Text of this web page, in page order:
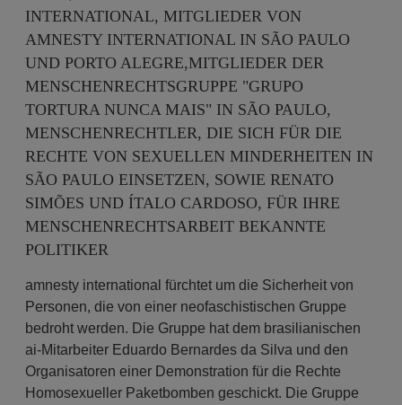
INTERNATIONAL, MITGLIEDER VON
AMNESTY INTERNATIONAL IN SÃO PAULO
UND PORTO ALEGRE,MITGLIEDER DER
MENSCHENRECHTSGRUPPE "GRUPO
TORTURA NUNCA MAIS" IN SÃO PAULO,
MENSCHENRECHTLER, DIE SICH FÜR DIE
RECHTE VON SEXUELLEN MINDERHEITEN IN
SÃO PAULO EINSETZEN, SOWIE RENATO
SIMÕES UND ÍTALO CARDOSO, FÜR IHRE
MENSCHENRECHTSARBEIT BEKANNTE
POLITIKER
amnesty international fürchtet um die Sicherheit von
Personen, die von einer neofaschistischen Gruppe
bedroht werden. Die Gruppe hat dem brasilianischen
ai-Mitarbeiter Eduardo Bernardes da Silva und den
Organisatoren einer Demonstration für die Rechte
Homosexueller Paketbomben geschickt. Die Gruppe